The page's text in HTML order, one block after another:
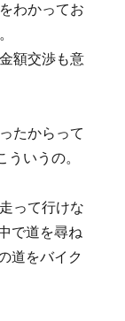
わかってお
額交渉も意
たからって
いうの。
って行けな
で道を尋ね
道をバイク